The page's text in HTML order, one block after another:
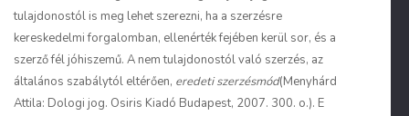
tulajdonostól is meg lehet szerezni, ha a szerzésre
kereskedelmi forgalomban, ellenérték fejében kerül sor, és a
szerző fél jóhiszemű. A nem tulajdonostól való szerzés, az
általános szabálytól eltérően, eredeti szerzésmód(Menyhárd
Attila: Dologi jog. Osiris Kiadó Budapest, 2007. 300. o.). E